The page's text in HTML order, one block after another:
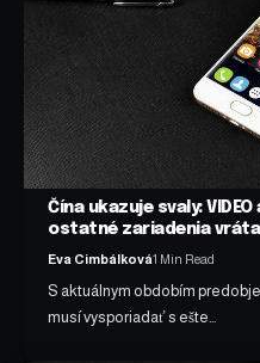
Čína ukazuje svaly:
ostatné zariadenia
Eva Cimbálková1 Min Read
S aktuálnym obdobím
musí vysporiadať s ešte…